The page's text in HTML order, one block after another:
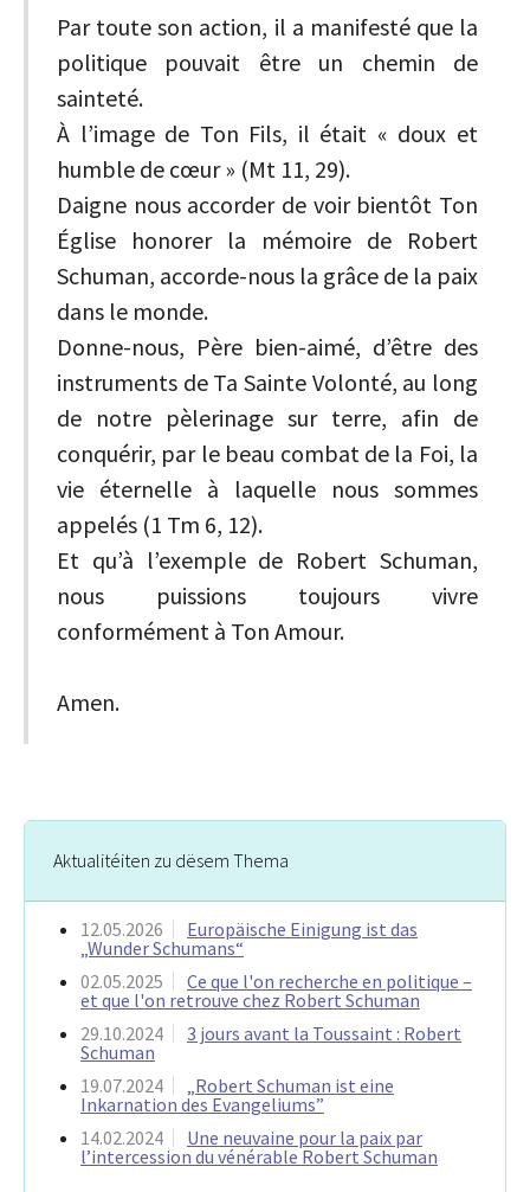
Par toute son action, il a manifesté que la
politique pouvait être un chemin de
sainteté.
À l’image de Ton Fils, il était « doux et
humble de cœur » (Mt 11, 29).
Daigne nous accorder de voir bientôt Ton
Église honorer la mémoire de Robert
Schuman, accorde-nous la grâce de la paix
dans le monde.
Donne-nous, Père bien-aimé, d’être des
instruments de Ta Sainte Volonté, au long
de notre pèlerinage sur terre, afin de
conquérir, par le beau combat de la Foi, la
vie éternelle à laquelle nous sommes
appelés (1 Tm 6, 12).
Et qu’à l’exemple de Robert Schuman,
nous puissions toujours vivre
conformément à Ton Amour.
Amen.
Aktualitéiten zu dësem Thema
12.05.2026
Europäische Einigung ist das
„Wunder Schumans“
02.05.2025
Ce que l'on recherche en politique –
et que l'on retrouve chez Robert Schuman
29.10.2024
3 jours avant la Toussaint : Robert
Schuman
19.07.2024
„Robert Schuman ist eine
Inkarnation des Evangeliums”
14.02.2024
Une neuvaine pour la paix par
l’intercession du vénérable Robert Schuman